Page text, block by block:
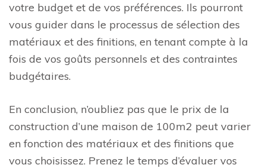
votre budget et de vos préférences. Ils pourront
vous guider dans le processus de sélection des
matériaux et des finitions, en tenant compte à la
fois de vos goûts personnels et des contraintes
budgétaires.
En conclusion, n’oubliez pas que le prix de la
construction d’une maison de 100m2 peut varier
en fonction des matériaux et des finitions que
vous choisissez. Prenez le temps d’évaluer vos